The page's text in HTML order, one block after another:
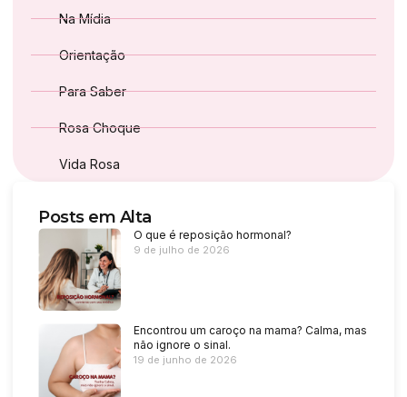
Na Mídia
Orientação
Para Saber
Rosa Choque
Vida Rosa
Posts em Alta
O que é reposição hormonal?
9 de julho de 2026
Encontrou um caroço na mama? Calma, mas
não ignore o sinal.
19 de junho de 2026